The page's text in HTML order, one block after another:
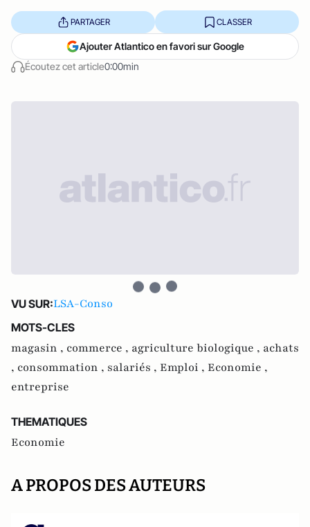
Écoutez cet article0:00min
PARTAGER CLASSER
Ajouter Atlantico en favori sur Google
VU SUR:LSA-Conso
MOTS-CLES
magasin , commerce , agriculture biologique , achats
, consommation , salariés , Emploi , Economie ,
entreprise
THEMATIQUES
Economie
A PROPOS DES AUTEURS